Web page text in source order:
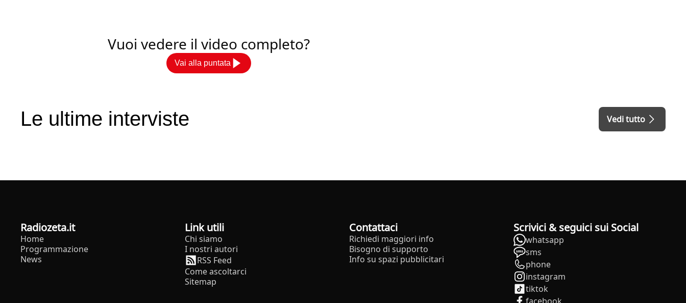
Vuoi vedere il video completo?
Vai alla puntata
Le ultime interviste Vedi tutto
radiozeta.it
Home
Programmazione
News
Link utili
Chi siamo
I nostri autori
RSS Feed
Come ascoltarci
Sitemap
Contattaci
Richiedi maggiori info
Bisogno di supporto
Info su spazi pubblicitari
Scrivici & seguici sui Social
whatsapp
sms
phone
instagram
tiktok